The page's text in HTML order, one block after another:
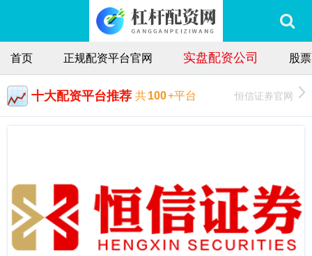
首页 正规配资平台官网 实盘配资公司 股
十大配资平台推荐 共100+平台 恒信证券官网